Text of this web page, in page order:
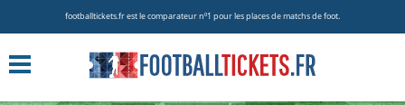
footballtickets.fr est le comparateur nº1 pour les places de matchs de foot.